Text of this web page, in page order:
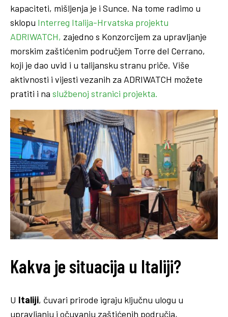
kapaciteti, mišljenja je i Sunce. Na tome radimo u
sklopu Interreg Italija-Hrvatska projektu
ADRIWATCH, zajedno s Konzorcijem za upravljanje
morskim zaštićenim područjem Torre del Cerrano,
koji je dao uvid i u talijansku stranu priče. Više
aktivnosti i vijesti vezanih za ADRIWATCH možete
pratiti i na službenoj stranici projekta.
Kakva je situacija u Italiji?
U Italiji, čuvari prirode igraju ključnu ulogu u
upravljanju i očuvanju zaštićenih područja,